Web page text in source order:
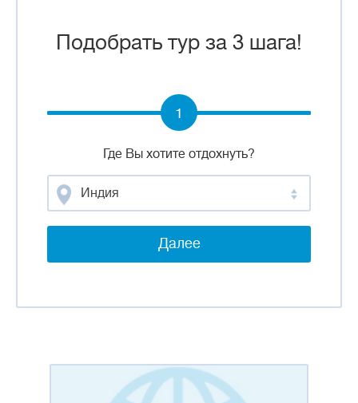
Подобрать тур за 3 шага!
Где Вы хотите отдохнуть?
Индия
Далее
1